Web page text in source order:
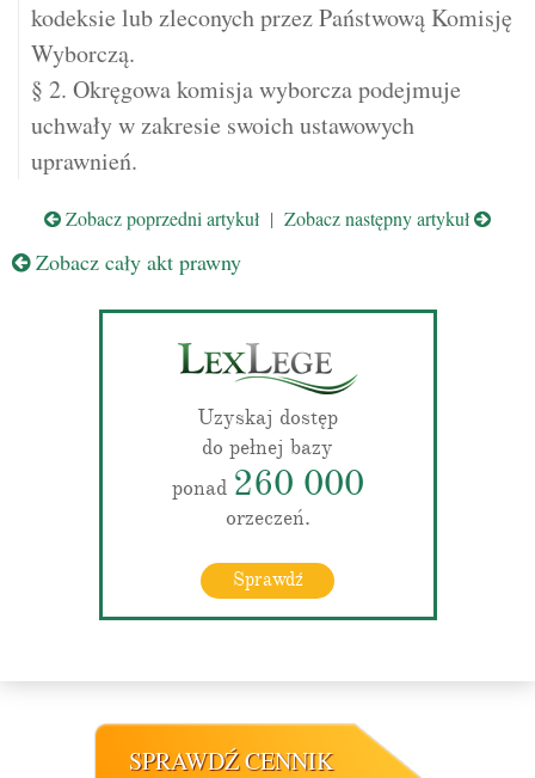
kodeksie lub zleconych przez Państwową Komisję
Wyborczą.
§ 2. Okręgowa komisja wyborcza podejmuje
uchwały w zakresie swoich ustawowych
uprawnień.
Zobacz poprzedni artykuł | Zobacz następny artykuł
Zobacz cały akt prawny
Uzyskaj dostęp
do pełnej bazy
ponad 260 000
orzeczeń.
Sprawdź
SPRAWDŹ CENNIK